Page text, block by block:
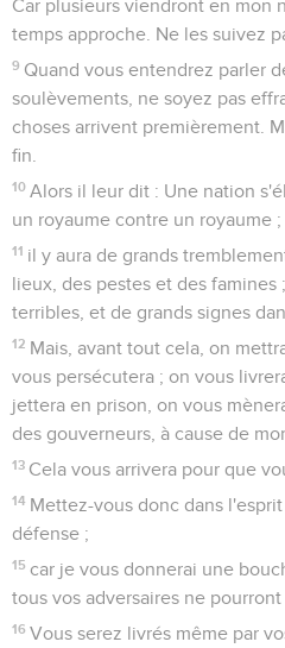
Car plusieurs viendront en mon
temps approche. Ne les suivez
9 Quand vous entendrez parler
soulèvements, ne soyez pas
choses arrivent premièrement.
fin.
10 Alors il leur dit : Une nation
un royaume contre un royaume ;
11 il y aura de grands
lieux, des pestes et des famines
terribles, et de grands signes
12 Mais, avant tout cela, on
vous persécutera ; on vous
jettera en prison, on vous
des gouverneurs, à cause de
13 Cela vous arrivera pour que
14 Mettez-vous donc dans
défense ;
15 car je vous donnerai une
tous vos adversaires ne
16 Vous serez livrés même par